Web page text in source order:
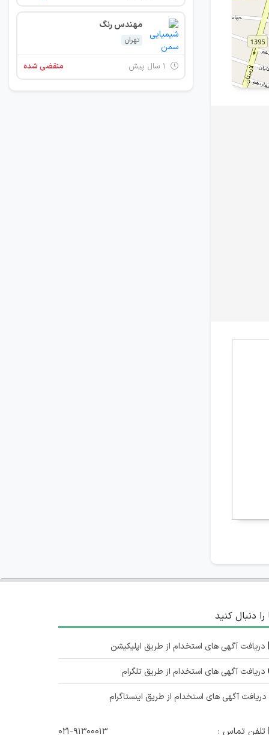
مهندس رنگ
تهران
منقضی شده
را دنبال کنید
دریافت آگهی های استخدام از طریق اپلیکیشن
دریافت آگهی های استخدام از طریق تلگرام
دریافت آگهی های استخدام از طریق اینستاگرام
تلفن تماس : ۰۲۱-۹۱۳۰۰۰۱۳